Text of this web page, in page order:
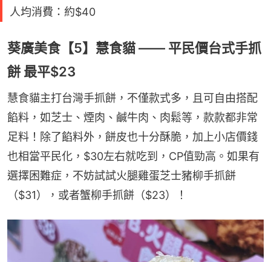
人均消費：約$40
葵廣美食【5】慧食貓 —— 平民價台式手抓
餅 最平$23
慧食貓主打台灣手抓餅，不僅款式多，且可自由搭配
餡料，如芝士、煙肉、鹹牛肉、肉鬆等，款款都非常
足料！除了餡料外，餅皮也十分酥脆，加上小店價錢
也相當平民化，$30左右就吃到，CP值勁高。如果有
選擇困難症，不妨試試火腿雞蛋芝士豬柳手抓餅
（$31），或者蟹柳手抓餅（$23）！